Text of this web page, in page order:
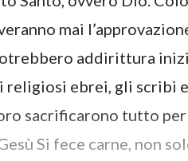
mai
addirittura
religiosi ebrei, gli scribi
sacrificarono tutto per
Si fece carne, non